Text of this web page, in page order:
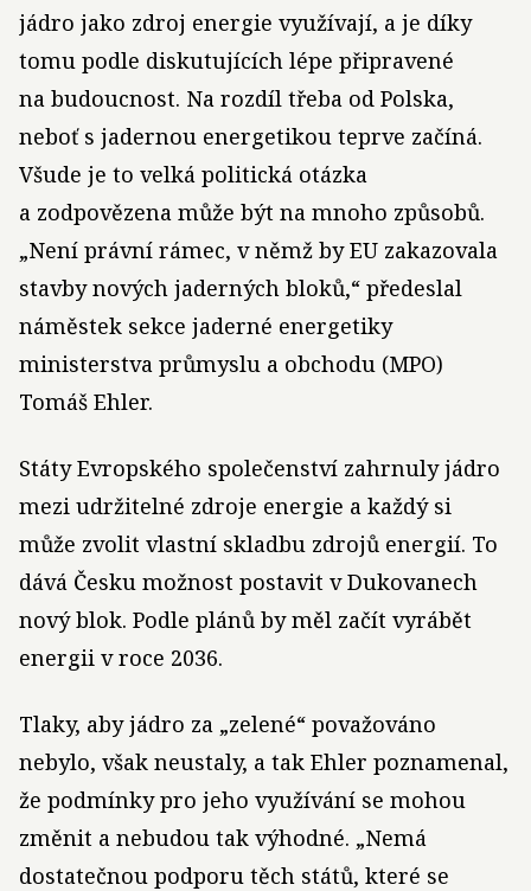
jádro jako zdroj energie využívají, a je díky
tomu podle diskutujících lépe připravené
na budoucnost. Na rozdíl třeba od Polska,
neboť s jadernou energetikou teprve začíná.
Všude je to velká politická otázka
a zodpovězena může být na mnoho způsobů.
„Není právní rámec, v němž by EU zakazovala
stavby nových jaderných bloků,“ předeslal
náměstek sekce jaderné energetiky
ministerstva průmyslu a obchodu (MPO)
Tomáš Ehler.
Státy Evropského společenství zahrnuly jádro
mezi udržitelné zdroje energie a každý si
může zvolit vlastní skladbu zdrojů energií. To
dává Česku možnost postavit v Dukovanech
nový blok. Podle plánů by měl začít vyrábět
energii v roce 2036.
Tlaky, aby jádro za „zelené“ považováno
nebylo, však neustaly, a tak Ehler poznamenal,
že podmínky pro jeho využívání se mohou
změnit a nebudou tak výhodné. „Nemá
dostatečnou podporu těch států, které se